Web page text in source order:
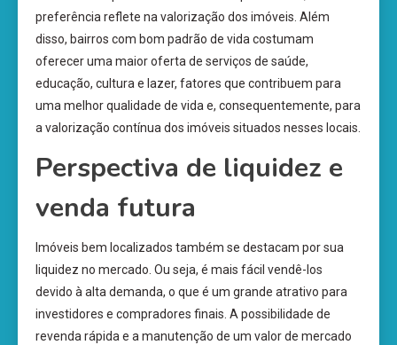
preferência reflete na valorização dos imóveis. Além
disso, bairros com bom padrão de vida costumam
oferecer uma maior oferta de serviços de saúde,
educação, cultura e lazer, fatores que contribuem para
uma melhor qualidade de vida e, consequentemente, para
a valorização contínua dos imóveis situados nesses locais.
Perspectiva de liquidez e
venda futura
Imóveis bem localizados também se destacam por sua
liquidez no mercado. Ou seja, é mais fácil vendê-los
devido à alta demanda, o que é um grande atrativo para
investidores e compradores finais. A possibilidade de
revenda rápida e a manutenção de um valor de mercado